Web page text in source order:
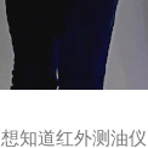
想知道红外测油